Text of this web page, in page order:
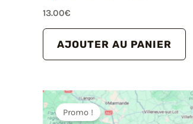
13.00€
AJOUTER AU PANIER
Promo !